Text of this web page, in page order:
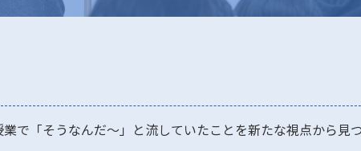
で「そうなんだ～」と流していたことを新たな視点から見